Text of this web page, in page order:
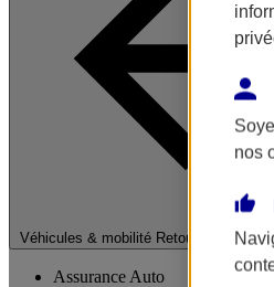
Véhicules & mobilité Retour à la
Assurance Auto
nos